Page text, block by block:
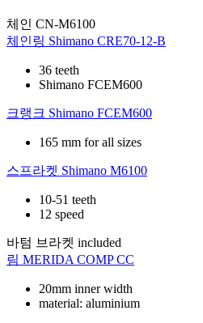
체인 CN-M6100
체인링 Shimano CRE70-12-B
36 teeth
Shimano FCEM600
크랭크 Shimano FCEM600
165 mm for all sizes
스프라켓 Shimano M6100
10-51 teeth
12 speed
바텀 브라켓 included
림 MERIDA COMP CC
20mm inner width
material: aluminium